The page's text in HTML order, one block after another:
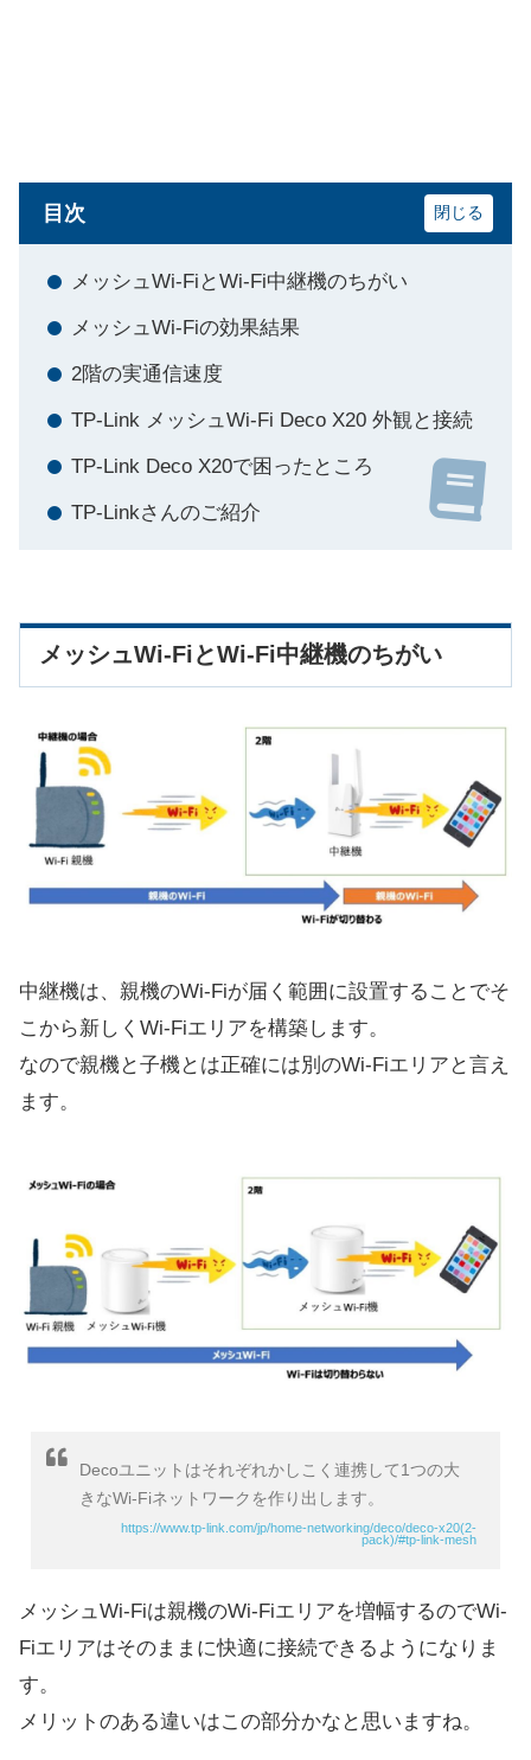
目次
メッシュWi-FiとWi-Fi中継機のちがい
メッシュWi-Fiの効果結果
2階の実通信速度
TP-Link メッシュWi-Fi Deco X20 外観と接続
TP-Link Deco X20で困ったところ
TP-Linkさんのご紹介
メッシュWi-FiとWi-Fi中継機のちがい
中継機は、親機のWi-Fiが届く範囲に設置することでそ
こから新しくWi-Fiエリアを構築します。
なので親機と子機とは正確には別のWi-Fiエリアと言え
ます。
Decoユニットはそれぞれかしこく連携して1つの大
きなWi-Fiネットワークを作り出します。
https://www.tp-link.com/jp/home-networking/deco/deco-x20(2-
pack)/#tp-link-mesh
メッシュWi-Fiは親機のWi-Fiエリアを増幅するのでWi-
Fiエリアはそのままに快適に接続できるようになりま
す。
メリットのある違いはこの部分かなと思いますね。